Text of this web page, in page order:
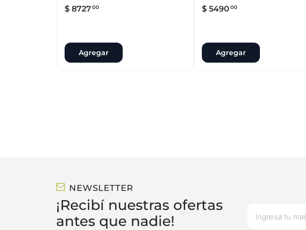
$ 872700
Agregar
$ 5490 00
Agregar
NEWSLETTER
¡Recibí nuestras ofertas
antes que nadie!